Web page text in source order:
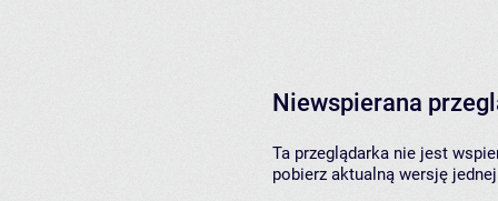
Niewspierana
Ta przeglądarka nie jest
pobierz aktualną wersję